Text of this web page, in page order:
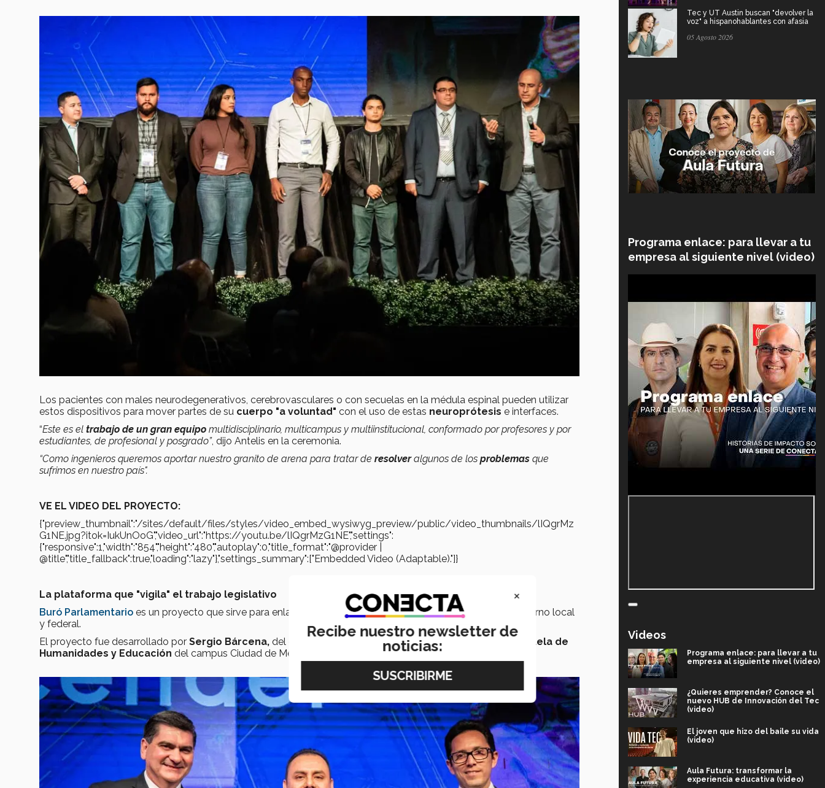
Los pacientes con males neurodegenerativos, cerebrovasculares o con secuelas en la médula espinal pueden utilizar
estos dispositivos para mover partes de su cuerpo "a voluntad" con el uso de estas neuroprótesis e interfaces.
“Este es el trabajo de un gran equipo multidisciplinario, multicampus y multiinstitucional, conformado por profesores y por
estudiantes, de profesional y posgrado”, dijo Antelis en la ceremonia.
“Como ingenieros queremos aportar nuestro granito de arena para tratar de resolveralgunos de los problemas que
sufrimos en nuestro país".
VE EL VIDEO DEL PROYECTO:
{"preview_thumbnail":"/sites/default/files/styles/video_embed_wysiwyg_preview/public/video_thumbnails/lIQgrMz
G1NE.jpg?itok=IukUnOoG","video_url":"https://youtu.be/lIQgrMzG1NE","settings":
{"responsive":1,"width":"854","height":"480","autoplay":0,"title_format":"@provider |
@title","title_fallback":true,"loading":"lazy"},"settings_summary":["Embedded Video (Adaptable)."]}
La plataforma que "vigila" el trabajo legislativo
Buró Parlamentario es un proyecto que sirve para enlazar a los ciudadanos con los representantes del gobierno local
y federal.
El proyecto fue desarrollado por Sergio Bárcena, del grupo de Comunicación, Discurso y Cultura, de la
Escuela de
Humanidades y Educación del campus Ciudad de México.
Tec y UT Austin buscan "devolver la
voz" a hispanohablantes con afasia
05 Agosto 2026
Programa enlace: para llevar a tu
empresa al siguiente nivel (video)
Videos
Programa enlace: para llevar a tu
empresa al siguiente nivel (video)
¿Quieres emprender? Conoce el
nuevo HUB de Innovación del Tec
(video)
El joven que hizo del baile su vida
(video)
Aula Futura: transformar la
experiencia educativa (video)
×
Recibe nuestro newsletter de
noticias: